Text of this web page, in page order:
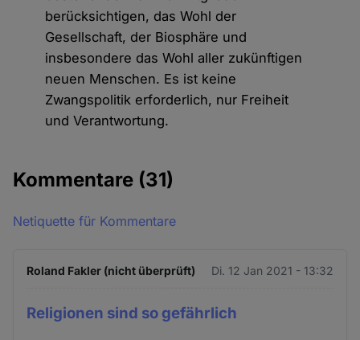
berücksichtigen, das Wohl der
Gesellschaft, der Biosphäre und
insbesondere das Wohl aller zukünftigen
neuen Menschen. Es ist keine
Zwangspolitik erforderlich, nur Freiheit
und Verantwortung.
Kommentare (31)
Netiquette für Kommentare
Roland Fakler (nicht überprüft) Di. 12 Jan 2021 - 13:32
Religionen sind so gefährlich